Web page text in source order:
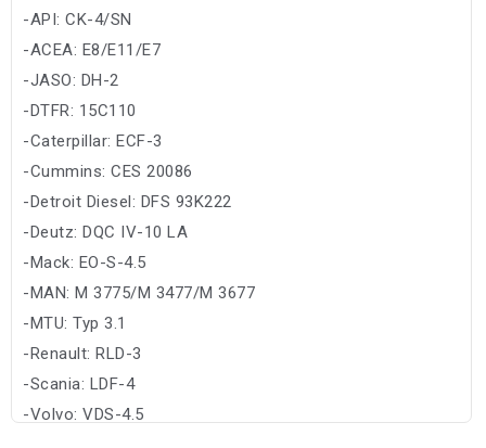
-API: CK-4/SN
-ACEA: E8/E11/E7
-JASO: DH-2
-DTFR: 15C110
-Caterpillar: ECF-3
-Cummins: CES 20086
-Detroit Diesel: DFS 93K222
-Deutz: DQC IV-10 LA
-Mack: EO-S-4.5
-MAN: M 3775/M 3477/M 3677
-MTU: Typ 3.1
-Renault: RLD-3
-Scania: LDF-4
-Volvo: VDS-4.5